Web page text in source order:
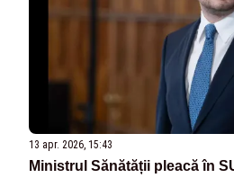
13 apr. 2026, 15:43
Ministrul Sănătății pleacă în